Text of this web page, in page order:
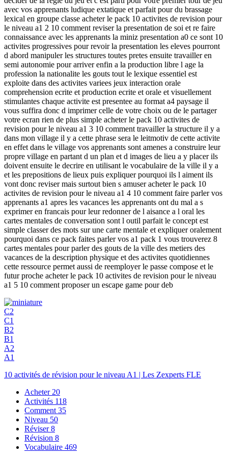
avec vos apprenants ludique extatique et parfait pour du brassage
lexical en groupe classe acheter le pack 10 activites de revision pour
le niveau a1 2 10 comment reviser la presentation de soi et re faire
connaissance avec les apprenants la miniz presentation a0 ce sont 10
activites progressives pour revoir la presentation les eleves pourront
d abord manipuler les structures toutes pretes ensuite travailler en
semi autonomie pour arriver enfin a la production libre l age la
profession la nationalite les gouts tout le lexique essentiel est
exploite dans des activites variees jeux interaction orale
comprehension ecrite et production ecrite et orale et visuellement
stimulantes chaque activite est presentee au format a4 paysage il
vous suffira donc d imprimer celle de votre choix ou de le partager
votre ecran rien de plus simple acheter le pack 10 activites de
revision pour le niveau a1 3 10 comment travailler la structure il y a
dans mon village il y a cette phrase sera le leitmotiv de cette activite
en effet dans le village vos apprenants sont amenes a construire leur
propre village en partant d un plan et d images de lieu a y placer ils
doivent ensuite le decrire en utilisant le vocabulaire de la ville il y a
et les prepositions de lieux puis expliquer pourquoi ils l aiment ils
vont donc reviser mais surtout bien s amuser acheter le pack 10
activites de revision pour le niveau a1 4 10 comment faire parler vos
apprenants a1 apres les vacances les apprenants ont du mal a s
exprimer en francais pour leur redonner de l aisance a l oral les
cartes mentales de conversation sont l outil parfait le concept est
simple classer des mots sur une carte mentale et expliquer oralement
pourquoi dans ce pack faites parler vos a1 pack 1 vous trouverez 8
cartes mentales pour parler des gouts de la ville des metiers des
vacances de la description physique et des activites quotidiennes
cette ressource permet aussi de reemployer le passe compose et le
futur proche acheter le pack 10 activites de revision pour le niveau
a1 5 10 comment proposer un escape game pour deb
C2
C1
B2
B1
A2
A1
10 activités de révision pour le niveau A1 | Les Zexperts FLE
Acheter 20
Activités 118
Comment 35
Niveau 50
Réviser8
Révision 8
Vocabulaire 469